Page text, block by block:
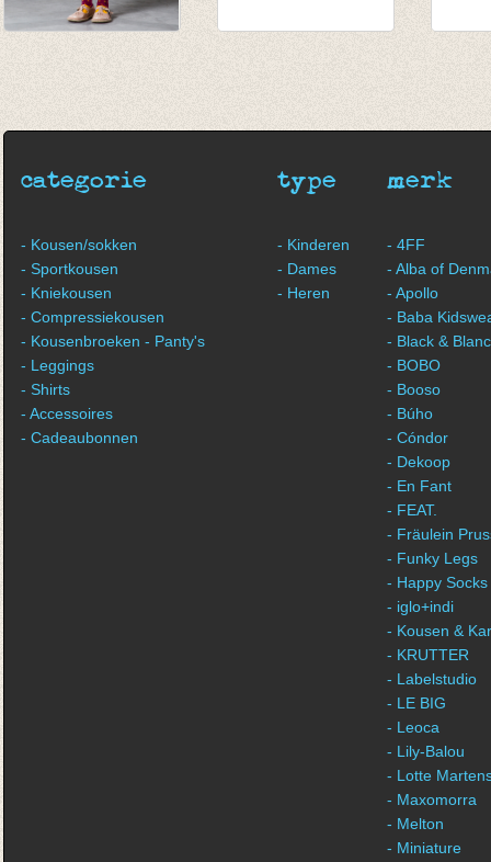
categorie
- Kousen/sokken
- Sportkousen
- Kniekousen
- Compressiekousen
- Kousenbroeken - Panty's
- Leggings
- Shirts
- Accessoires
- Cadeaubonnen
type
- Kinderen
- Dames
- Heren
merk
- 4FF
- Alba of
- Apollo
- Baba
- Black &
- BOBO
- Booso
- Búho
- Cóndor
- Dekoop
- En Fant
- FEAT.
- Fräulein
- Funky Legs
- Happy Socks
- iglo+indi
- Kousen &
- KRUTTER
- Labelstudio
- LE BIG
- Leoca
- Lily-Balou
- Lotte
- Maxomorra
- Melton
- Miniature